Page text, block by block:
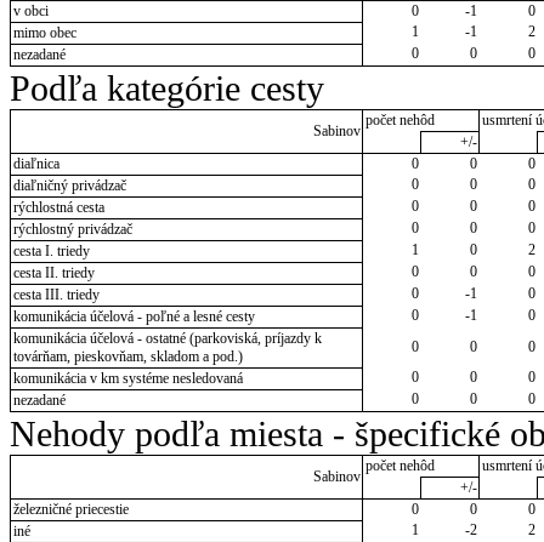
v obci
0 -1
0
mimo obec
1 -1
2
nezadané
0 0 0
Podľa kategórie cesty
Sabinov
počet nehôd
usmrtení
+/-
diaľnica
0 0
0
diaľničný privádzač
0 0
0
rýchlostná cesta
0 0
0
rýchlostný privádzač
0 0
0
cesta I. triedy
1 0
2
cesta II. triedy
0 0
0
cesta III. triedy
0 -1
0
komunikácia účelová - poľné a lesné cesty
0 -1
0
komunikácia účelová - ostatné (parkoviská, príjazdy k
továrňam, pieskovňam, skladom a pod.)
0 0
0
komunikácia v km systéme nesledovaná
0 0
0
nezadané
0 0 0
Nehody podľa miesta - špecifické
Sabinov
počet nehôd
usmrtení
+/-
železničné priecestie
0 0
0
iné
1 -2
2